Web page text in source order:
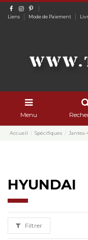
Liens Mode de Paiement
Menu
Accueil Spécifiques Jantes-
HYUNDAI
Filtrer